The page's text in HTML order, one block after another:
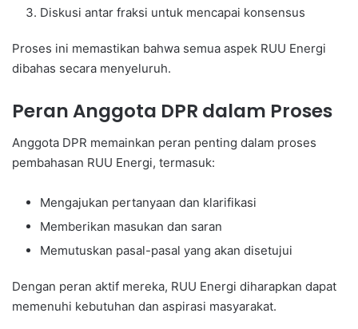
Diskusi antar fraksi untuk mencapai konsensus
Proses ini memastikan bahwa semua aspek RUU Energi
dibahas secara menyeluruh.
Peran Anggota DPR dalam Proses
Anggota DPR memainkan peran penting dalam proses
pembahasan RUU Energi, termasuk:
Mengajukan pertanyaan dan klarifikasi
Memberikan masukan dan saran
Memutuskan pasal-pasal yang akan disetujui
Dengan peran aktif mereka, RUU Energi diharapkan dapat
memenuhi kebutuhan dan aspirasi masyarakat.